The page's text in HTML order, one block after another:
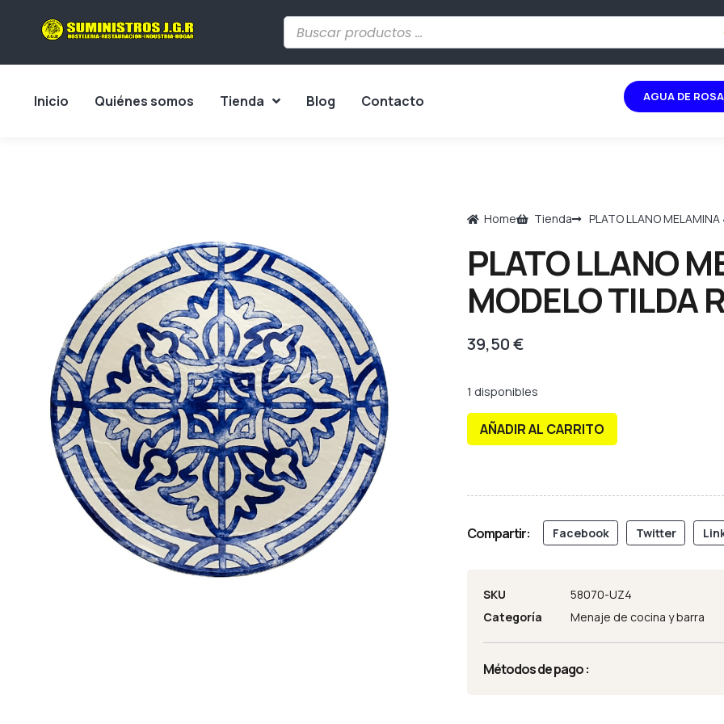
Inicio Quiénes somos Tienda Blog Contacto AGUA DE ROSA
Home Tienda PLATO LLANO
PLATO LLANO
MODELO TILDA
39,50€
1 disponibles
AÑADIR AL CARRITO
Compartir: Facebook Twitter
SKU
58070-UZ4
Categoría
Menaje de cocina y barra
Métodos de pago :